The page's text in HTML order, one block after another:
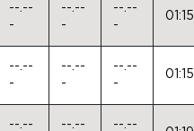
--.--
-
--.--
-
--.--
-
--.--
-
--.--
-
--.--
-
--.--
--.--
--.--